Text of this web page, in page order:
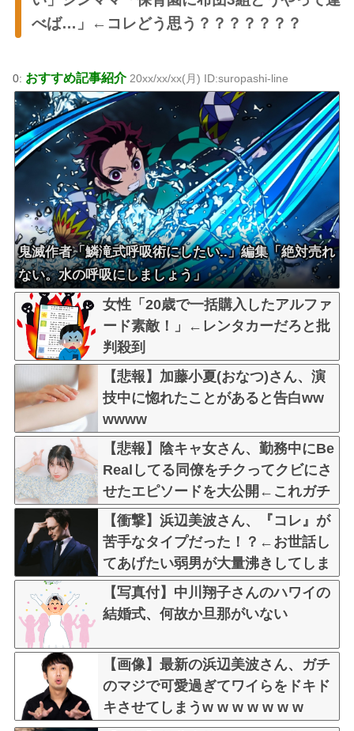
べば…」←コレどう思う？？？？？？？
0: おすすめ記事紹介20xx/xx/xx(月) ID:suropashi-line
鬼滅作者「鱗滝式呼吸術にしたい..」編集「絶対売れ
ない。水の呼吸にしましょう」
女性「20歳で一括購入したアルファ
ード素敵！」←レンタカーだろと批
判殺到
【悲報】加藤小夏(おなつ)さん、演
技中に惚れたことがあると告白ww
wwww
【悲報】陰キャ女さん、勤務中にBe
Realしてる同僚をチクってクビにさ
せたエピソードを大公開←これガチ
だと思う？？？？？
【衝撃】浜辺美波さん、『コレ』が
苦手なタイプだった！？←お世話し
てあげたい弱男が大量沸きしてしま
うw w w w w w w w w
【写真付】中川翔子さんのハワイの
結婚式、何故か旦那がいない
【画像】最新の浜辺美波さん、ガチ
のマジで可愛過ぎてワイらをドキド
キさせてしまうw w w w w w w